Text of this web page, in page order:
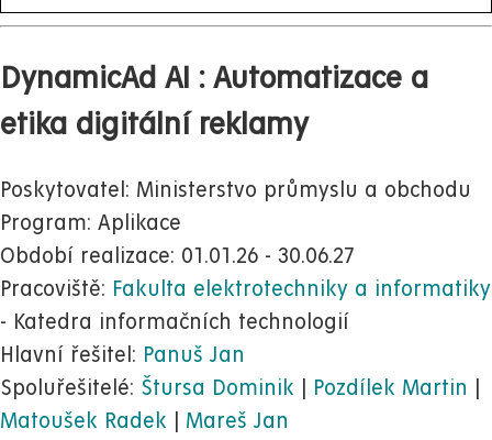
DynamicAd AI : Automatizace a
etika digitální reklamy
Poskytovatel: Ministerstvo průmyslu a obchodu
Program: Aplikace
Období realizace: 01.01.26 - 30.06.27
Pracoviště: Fakulta elektrotechniky a informatiky
- Katedra informačních technologií
Hlavní řešitel: Panuš Jan
Spoluřešitelé: Štursa Dominik Pozdílek Martin
Matoušek Radek
Mareš Jan